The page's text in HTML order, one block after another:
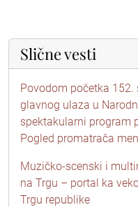
Slične vesti
Povodom početka 152.
glavnog ulaza u
spektakularni program
Pogled promatrača
Muzičko-scenski i
na Trgu – portal ka
Trgu republike